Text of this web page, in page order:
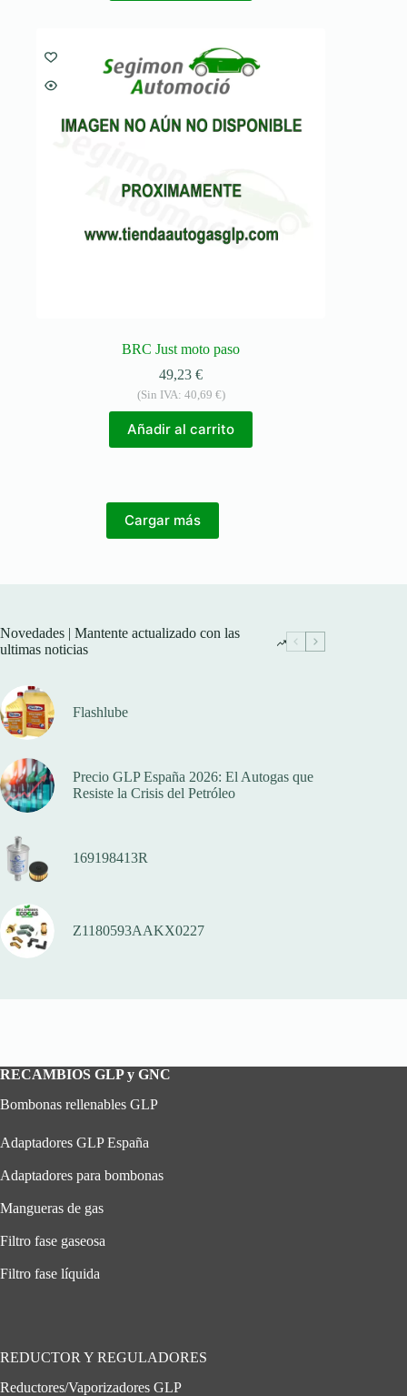
BRC Just moto paso
49,23€
(Sin IVA: 40,69 €)
Añadir al carrito
Cargar más
Novedades | Mantente actualizado con las
ultimas noticias
Flashlube
Precio GLP España 2026: El Autogas que
Resiste la Crisis del Petróleo
169198413R
Z1180593AAKX0227
RECAMBIOS GLP y GNC
Bombonas rellenables GLP
Adaptadores GLP España
Adaptadores para bombonas
Mangueras de gas
Filtro fase gaseosa
Filtro fase líquida
REDUCTOR Y REGULADORES
Reductores/Vaporizadores GLP